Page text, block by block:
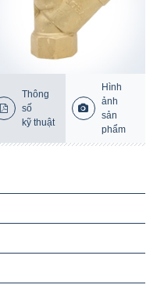
Thông
số
kỹ thuật
Hình
ảnh
sản
phẩm